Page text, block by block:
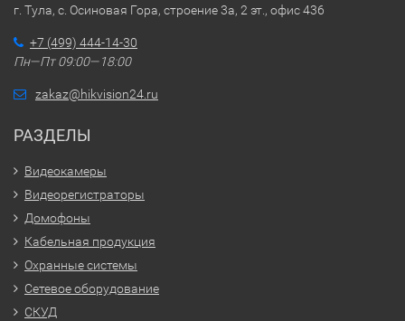
г. Тула, с. Осиновая Гора, строение 3а, 2 эт., офис 436
+7 (499) 444-14-30
Пн—Пт 09:00—18:00
zakaz@hikvision24.ru
РАЗДЕЛЫ
Видеокамеры
Видеорегистраторы
Домофоны
Кабельная продукция
Охранные системы
Сетевое оборудование
СКУД